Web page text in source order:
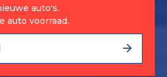
auto's.
auto voorraad.